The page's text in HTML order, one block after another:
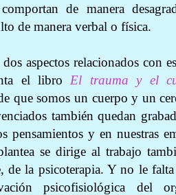
de manera
de manera verbal o física.
aspectos relacionados con
el libro El trauma y el
que somos un cuerpo y un
también quedan
pensamientos y en nuestras
se dirige al trabajo
de la psicoterapia. Y no le
psicofisiológica del